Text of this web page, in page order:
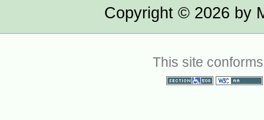
Copyright © 2026 by
This site